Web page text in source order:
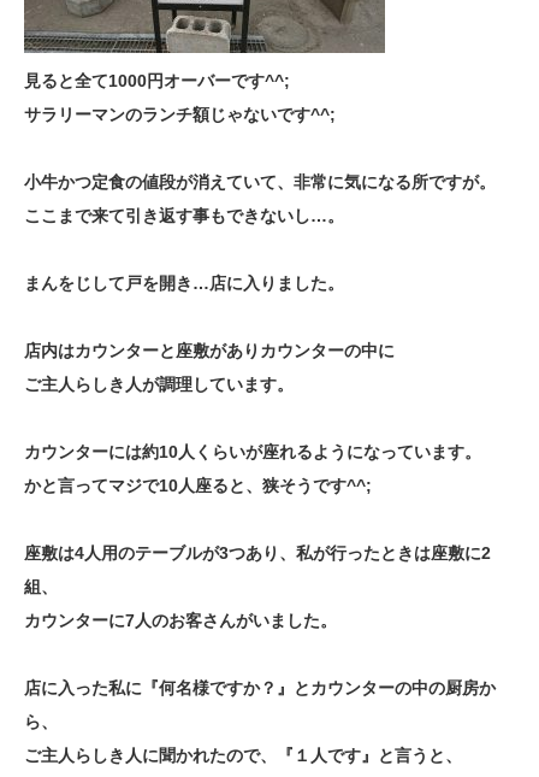
見ると全て1000円オーバーです^^;
サラリーマンのランチ額じゃないです^^;
小牛かつ定食の値段が消えていて、非常に気になる所ですが。
ここまで来て引き返す事もできないし…。
まんをじして戸を開き…店に入りました。
店内はカウンターと座敷がありカウンターの中に
ご主人らしき人が調理しています。
カウンターには約10人くらいが座れるようになっています。
かと言ってマジで10人座ると、狭そうです^^;
座敷は4人用のテーブルが3つあり、私が行ったときは座敷に2
組、
カウンターに7人のお客さんがいました。
店に入った私に『何名様ですか？』とカウンターの中の厨房か
ら、
ご主人らしき人に聞かれたので、『１人です』と言うと、